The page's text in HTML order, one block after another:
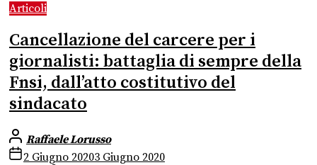
Articoli
Cancellazione del carcere per i
giornalisti: battaglia di sempre della
Fnsi, dall’atto costitutivo del
sindacato
Raffaele Lorusso
2 Giugno 20203 Giugno 2020